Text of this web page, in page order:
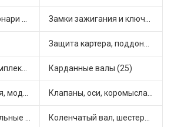
Задние фонари, фонари видимости (2) Замки зажигания и ключи (11)
Защита картера, поддона, КПП (2)
Карбюраторы и комплектующие (21) Карданные валы (25)
Катушки зажигания, модули зажигания (3) Клапаны, оси, коромысла (14)
Коврики автомобильные (5) Коленчатый вал, шестерни коленчатого вала (9)